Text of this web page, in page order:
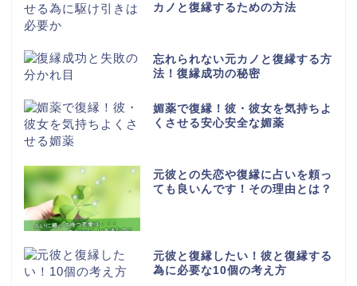
カノと復縁するための方法
忘れられない元カノと復縁する方
法！復縁成功の秘密
媚薬で復縁！彼・彼女を気持ちよ
くさせる安心安全な媚薬
元彼との失恋や復縁に占いを頼っ
ても良いんです！その理由とは？
元彼と復縁したい！彼と復縁する
為に必要な10個の考え方